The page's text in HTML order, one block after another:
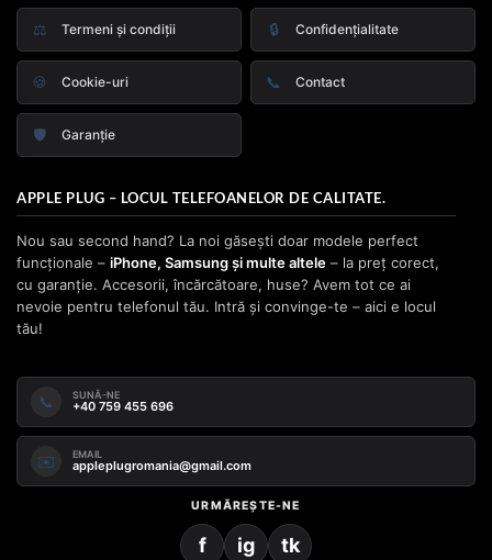
⚖️ Termeni și condiții 🔒 Confidențialitate
🍪 Cookie-uri 📞 Contact
🛡️ Garanție
APPLE PLUG – LOCUL TELEFOANELOR DE CALITATE.
Nou sau second hand? La noi găsești doar modele perfect
funcționale – iPhone, Samsung și multe altele – la preț corect,
cu garanție. Accesorii, încărcătoare, huse? Avem tot ce ai
nevoie pentru telefonul tău. Intră și convinge-te – aici e locul
tău!
📞 SUNĂ-NE
+40 759 455 696
✉️ EMAIL
appleplugromania@gmail.com
URMĂREȘTE-NE
f ig tk